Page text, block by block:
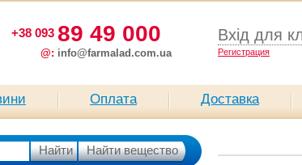
+38 093 89 49 000
@: info@farmalad.com.ua
Вхід для
Pегистрация
Оплата Доставка